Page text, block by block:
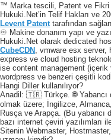
™ Marka tescili, Patent ve Fikri
Hukuki.Net’in Telif Hakları ve
Levent Patent tarafından
♾️ Makine donanım yapı ve
Hukuki.Net olarak dedicated
CubeCDN , vmware esx
express ve cloud hosting
ise content management (içerik
wordpress ve benzeri çeşitli
Hangi Diller kullanılıyor?
Anadil: 🇹🇷 Türkçe. 🌐 Yabancı
olmak üzere; İngilizce,
Rusça ve Arapça. (Bu yabancı
bazı internet çeviri yazılımları
Sitenin Webmaster,